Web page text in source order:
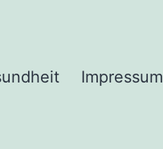
Impressum